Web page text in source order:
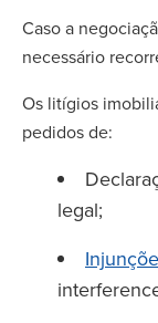
Caso a
necessário
Os litígios
pedidos de:
legal;